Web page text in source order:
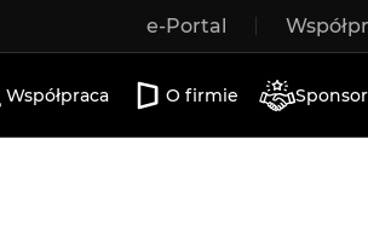
e-Portal
drzwi tarasowe
Współpraca O firmie